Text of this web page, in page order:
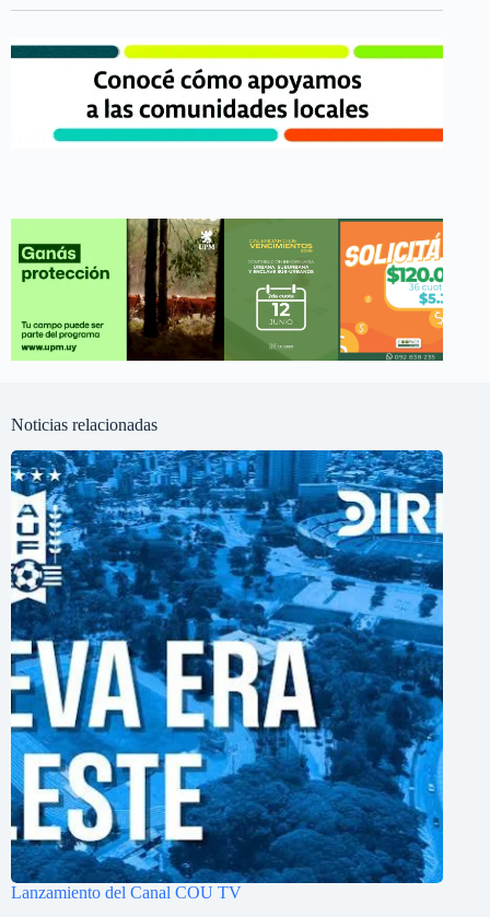
Noticias relacionadas
Lanzamiento del Canal COU TV